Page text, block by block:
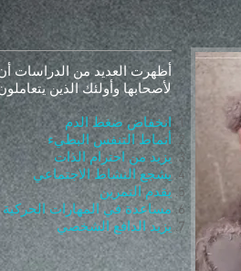
أظهرت العديد من الدراسات أن
لأصحابها وأولئك الذين
انخفاض ضغط الدم
أنماط التنفس البطيء
يزيد من احترام الذات
يشجع النشاط الاجتماعي
يقدم التمرين
مساعدة في المهارات الحركية
يزيد الدافع الشخصي